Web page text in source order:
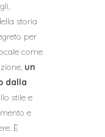
storia
per
come
un
dalla
stile e
e
È